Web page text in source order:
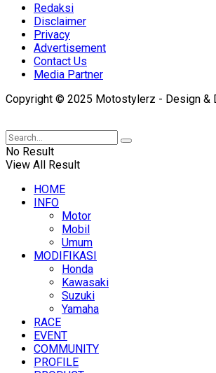
Redaksi
Disclaimer
Privacy
Advertisement
Contact Us
Media Partner
Copyright © 2025 Motostylerz - Design &
No Result
View All Result
HOME
INFO
Motor
Mobil
Umum
MODIFIKASI
Honda
Kawasaki
Suzuki
Yamaha
RACE
EVENT
COMMUNITY
PROFILE